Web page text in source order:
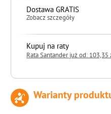
Dostawa GRATIS
Zobacz szczegóły
Kupuj na raty
Rata Santander już od: 103,35
do koszyka
Warianty